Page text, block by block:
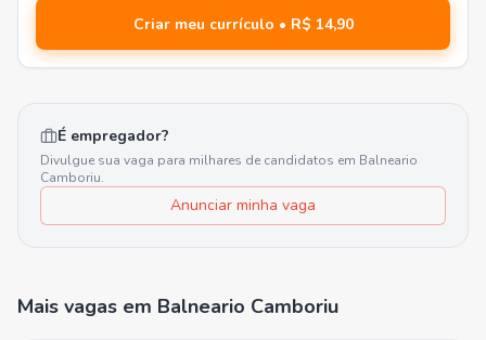
Criar meu currículo • R$ 14,90
É empregador?
Divulgue sua vaga para milhares de candidatos em Balneario
Camboriu.
Anunciar minha vaga
Mais vagas em Balneario Camboriu